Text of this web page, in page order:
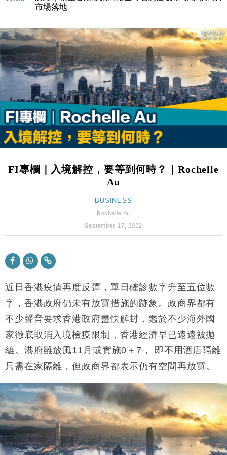
市場落地
東京半島
13:12
國際｜特朗普赴洛杉磯高球場活動前 男子攜槍彈被捕
12:30
財經｜香港7月PMI回落至51 企業擴張放慢兼縮減人
手
11:40
財經｜黑石傳再籌逾360億美元 支援Anthropic租用
Google晶片
10:57
財經｜美商務部擬擴大金屬關稅範圍 14類產品或加徵
25%
18:15
本地｜新世界K11 9月升級會員制度 增鉑金卡級別鎖
17:40
財經｜本港6月零售額連升14個月 珠寶鐘錶銷售升勢
財經｜滙控重啟最多10億美元回購 派息比率目標維持
財經｜SA售股自救後再出手 斥4億美元押注未上市公
司
11:30
市場落地
東京半島
13:12
國際｜特朗普赴洛杉磯高球場活動前 男子攜槍彈被捕
12:30
手
11:40
財經｜黑石傳再籌逾360億美元 支援Anthropic租用
Google晶片
25%
18:15
本地｜新世界K11 9月升級會員制度 增鉑金卡級別鎖
定高消費客群
17:40
財經｜本港6月零售額連升14個月 珠寶鐘錶銷售升勢
最強
FI專欄｜入境解控，要等到何時？｜Rochelle
Au
BUSINESS
Rochelle Au
September 17, 2022
近日香港疫情再度反彈，單日確診數字升至五位數
字，香港政府仍未有放寬措施的跡象。政商界都有
不少聲音要求香港政府盡快解封，鑑於不少海外國
家徹底取消入境檢疫限制，香港經濟早已遠遠被拋
離。港府雖放風11月或實施0＋7， 即不用酒店隔離
只需在家隔離，但政商界都表示仍有空間再放寬。